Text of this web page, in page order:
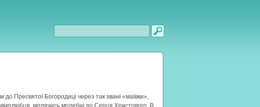
Пресвятої Богородиці через так звані «маївки»,
молячись молебні до Серця Христового. В